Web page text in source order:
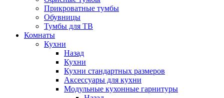
Прикроватные тумбы
Обувницы
Тумбы для ТВ
Комнаты
Кухни
Назад
Кухни
Кухни стандартных размеров
Аксессуары для кухни
Модульные кухонные гарнитуры